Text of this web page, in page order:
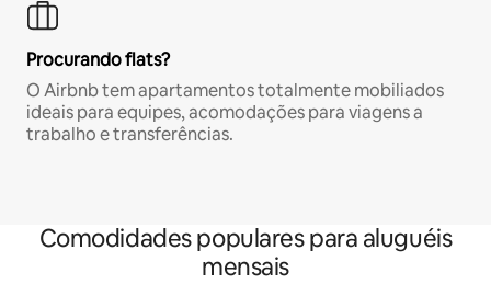
Procurando flats?
O Airbnb tem apartamentos totalmente mobiliados
ideais para equipes, acomodações para viagens a
trabalho e transferências.
Comodidades populares para aluguéis
mensais